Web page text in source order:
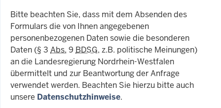
Bitte beachten Sie, dass mit dem Absenden des
Formulars die von Ihnen angegebenen
personenbezogenen Daten sowie die besonderen
Daten (§ 3 Abs. 9 BDSG, z.B. politische Meinungen)
an die Landesregierung Nordrhein-Westfalen
übermittelt und zur Beantwortung der Anfrage
verwendet werden. Beachten Sie hierzu bitte auch
unsere Datenschutzhinweise.